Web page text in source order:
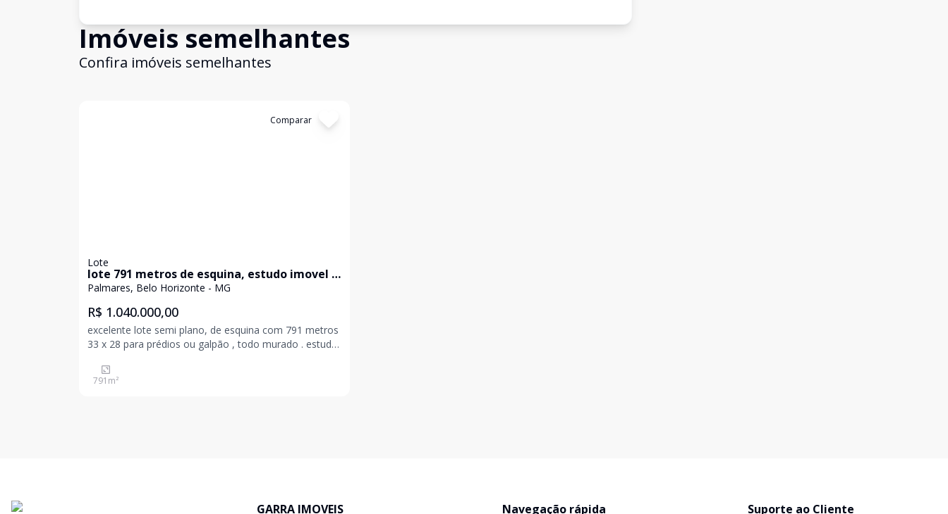
Imóveis semelhantes
Confira imóveis semelhantes
Comparar
Lote
lote 791 metros de esquina, estudo imovel -
valor
Palmares, Belo Horizonte - MG
R$ 1.040.000,00
excelente lote semi plano, de esquina com 791 metros
33 x 28 para prédios ou galpão , todo murado . estuda
791 m²
GARRA IMOVEIS Navegação rápida Suporte ao Cliente